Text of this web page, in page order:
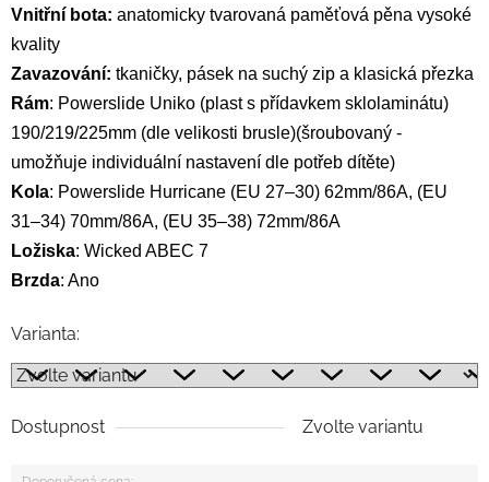
Vnitřní bota: anatomicky tvarovaná paměťová pěna vysoké
kvality
Zavazování: tkaničky, pásek na suchý zip a klasická přezka
Rám: Powerslide Uniko (plast s přídavkem sklolaminátu)
190/219/225mm (dle velikosti brusle)(šroubovaný -
umožňuje individuální nastavení dle potřeb dítěte)
Kola: Powerslide Hurricane (EU 27–30) 62mm/86A, (EU
31–34) 70mm/86A, (EU 35–38) 72mm/86A
Ložiska: Wicked ABEC 7
Brzda: Ano
Varianta:
Dostupnost Zvolte variantu